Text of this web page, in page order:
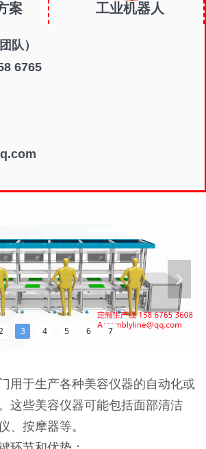
案 工业机器人
队）
6765
用于生产各种美容仪器的自动化或
这些美容仪器可能包括面部清洁
、按摩器等。
3 4 5 6 7
넲